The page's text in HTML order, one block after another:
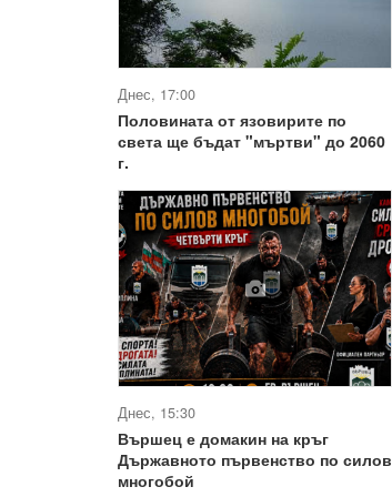
Днес, 17:00
Половината от язовирите по
света ще бъдат "мъртви" до 2060
г.
Днес, 15:30
Вършец е домакин на кръг
Държавното първенство по силов
многобой